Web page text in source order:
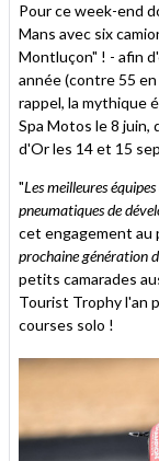
Pour ce week-end
Mans avec six
Montluçon" ! - afin
année (contre 55
rappel, la mythique
Spa Motos le 8 juin,
d'Or les 14 et 15
"Les meilleures
pneumatiques de
cet engagement au
prochaine génération
petits camarades
Tourist Trophy l'an
courses solo !